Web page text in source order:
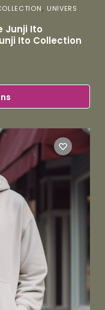
, UNIVERS
Junji Ito
Ito Collection